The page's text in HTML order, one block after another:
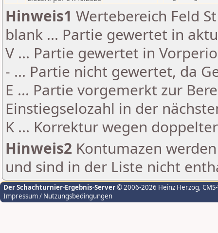
Hinweis1 Wertebereich Feld
blank ... Partie gewertet in
V ... Partie gewertet in
- ... Partie nicht gewertet, da
E ... Partie vorgemerkt zur
Einstiegselozahl in der
K ... Korrektur wegen
Hinweis2 Kontumazen
und sind in der Liste nicht
Der Schachturnier-Ergebnis-Server© 2006-2026 Heinz Herzog,
Impressum / Nutzungsbedingungen